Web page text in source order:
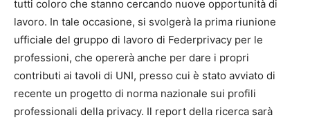
tutti coloro che stanno cercando nuove opportunità di
lavoro. In tale occasione, si svolgerà la prima riunione
ufficiale del gruppo di lavoro di Federprivacy per le
professioni, che opererà anche per dare i propri
contributi ai tavoli di UNI, presso cui è stato avviato di
recente un progetto di norma nazionale sui profili
professionali della privacy. Il report della ricerca sarà